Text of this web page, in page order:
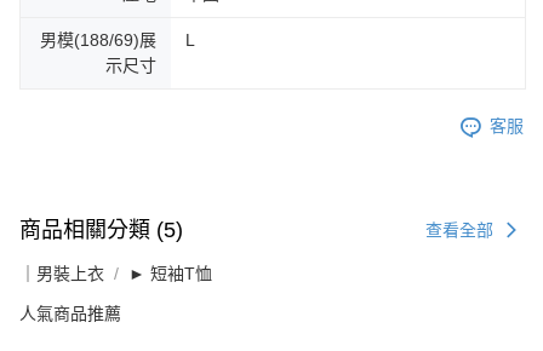
男模(188/69)展
示尺寸
L
客服
商品相關分類 (5) 查看全部
｜男裝上衣 ► 短袖T恤
人氣商品推薦